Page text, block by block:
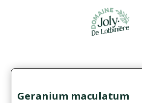
Geranium maculatum